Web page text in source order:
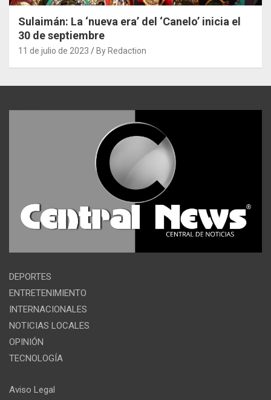
Sulaimán: La ‘nueva era’ del ‘Canelo’ inicia el
30 de septiembre
11 de julio de 2023 By Redaction
DEPORTES
ENTRETENIMIENTO
INTERNACIONALES
NOTICIAS LOCALES
OPINIÓN
TECNOLOGÍA
Aviso Legal